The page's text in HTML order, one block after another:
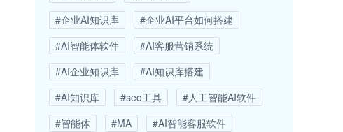
#企业AI知识库
#企业AI平台如何搭建
#AI智能体软件
#AI客服营销系统
#AI企业知识库
#AI知识库搭建
#AI知识库
#seo工具
#人工智能AI软件
#智能体
#MA
#AI智能客服软件